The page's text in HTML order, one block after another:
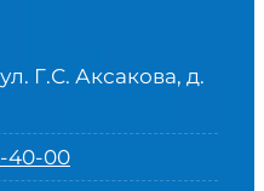
Г.С. Аксакова, д.
40-00